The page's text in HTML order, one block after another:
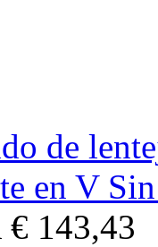
de
en V
€ 143,43